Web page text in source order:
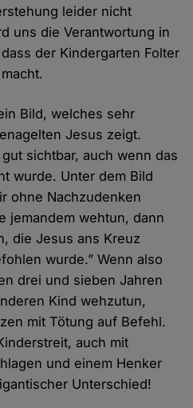
leider nicht
uns die Verantwortung in
der Kindergarten Folter
Bild, welches sehr
Jesus zeigt.
sichtbar, auch wenn das
wurde. Unter dem Bild
ohne Nachzudenken
jemandem wehtun, dann
die Jesus ans Kreuz
wurde.” Wenn also
drei und sieben Jahren
Kind wehzutun,
mit Tötung auf Befehl.
auch mit
und einem Henker
Unterschied!